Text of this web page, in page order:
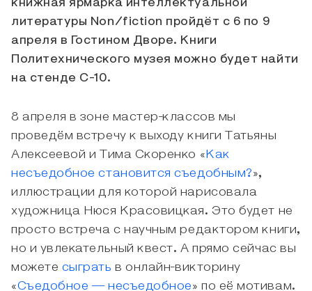
книжная ярмарка интеллектуальной
литературы Non/fiction пройдёт с 6 по 9
апреля в Гостином Дворе. Книги
Политехнического музея можно будет найти
на стенде С-10.
8 апреля в зоне мастер-классов мы
проведём встречу к выходу книги Татьяны
Алексеевой и Тима Скоренко « Как
несъедобное становится съедобным?»,
иллюстрации для которой нарисовала
художница Нюся Красовицкая. Это будет не
просто встреча с научным редактором книги,
но и увлекательный квест. А прямо сейчас вы
можете сыграть в онлайн-викторину
«Съедобное — несъедобное» по её мотивам.